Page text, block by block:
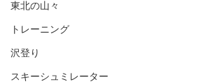
東北の山々
トレーニング
沢登り
スキーシュミレーター